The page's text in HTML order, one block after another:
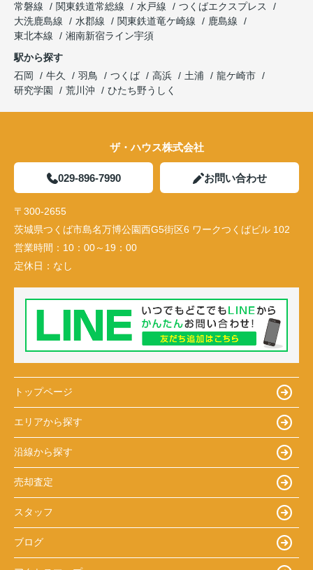
常磐線
関東鉄道常総線 水戸線
つくばエクスプレス
大洗鹿島線
水郡線 関東鉄道竜ケ崎線
鹿島線
東北本線
湘南新宿ライン宇須
駅から探す
石岡
牛久 羽鳥 つくば 高浜 土浦
龍ケ崎市
研究学園
荒川沖 ひたち野うしく
ザ・ハウス株式会社
029-896-7990 お問い合わせ
〒300-2655
茨城県つくば市島名万博公園西G5街区6 ワークつくばビル 102
営業時間： 10：00～19：00
定休日： なし
トップページ
エリアから探す
沿線から探す
売却査定
スタッフ
ブログ